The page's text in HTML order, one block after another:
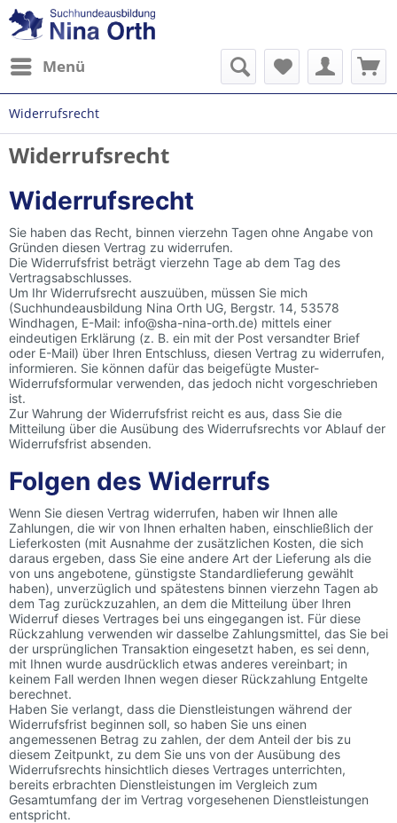
Menü
Widerrufsrecht
Widerrufsrecht
Widerrufsrecht
Sie haben das Recht, binnen vierzehn Tagen ohne Angabe von
Gründen diesen Vertrag zu widerrufen.
Die Widerrufsfrist beträgt vierzehn Tage ab dem Tag des
Vertragsabschlusses.
Um Ihr Widerrufsrecht auszuüben, müssen Sie mich
(Suchhundeausbildung Nina Orth UG, Bergstr. 14, 53578
Windhagen, E-Mail: info@sha-nina-orth.de) mittels einer
eindeutigen Erklärung (z. B. ein mit der Post versandter Brief
oder E-Mail) über Ihren Entschluss, diesen Vertrag zu widerrufen,
informieren. Sie können dafür das beigefügte Muster-
Widerrufsformular verwenden, das jedoch nicht vorgeschrieben
ist.
Zur Wahrung der Widerrufsfrist reicht es aus, dass Sie die
Mitteilung über die Ausübung des Widerrufsrechts vor Ablauf der
Widerrufsfrist absenden.
Folgen des Widerrufs
Wenn Sie diesen Vertrag widerrufen, haben wir Ihnen alle
Zahlungen, die wir von Ihnen erhalten haben, einschließlich der
Lieferkosten (mit Ausnahme der zusätzlichen Kosten, die sich
daraus ergeben, dass Sie eine andere Art der Lieferung als die
von uns angebotene, günstigste Standardlieferung gewählt
haben), unverzüglich und spätestens binnen vierzehn Tagen ab
dem Tag zurückzuzahlen, an dem die Mitteilung über Ihren
Widerruf dieses Vertrages bei uns eingegangen ist. Für diese
Rückzahlung verwenden wir dasselbe Zahlungsmittel, das Sie bei
der ursprünglichen Transaktion eingesetzt haben, es sei denn,
mit Ihnen wurde ausdrücklich etwas anderes vereinbart; in
keinem Fall werden Ihnen wegen dieser Rückzahlung Entgelte
berechnet.
Haben Sie verlangt, dass die Dienstleistungen während der
Widerrufsfrist beginnen soll, so haben Sie uns einen
angemessenen Betrag zu zahlen, der dem Anteil der bis zu
diesem Zeitpunkt, zu dem Sie uns von der Ausübung des
Widerrufsrechts hinsichtlich dieses Vertrages unterrichten,
bereits erbrachten Dienstleistungen im Vergleich zum
Gesamtumfang der im Vertrag vorgesehenen Dienstleistungen
entspricht.